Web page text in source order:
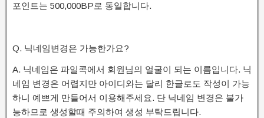
포인트는 500,000BP로 동일합니다.
Q. 닉네임변경은 가능한가요?
A. 닉네임은 파일콕에서 회원님의 얼굴이 되는 이름입니다. 닉
네임 변경은 어렵지만 아이디와는 달리 한글로도 작성이 가능
하니 예쁘게 만들어서 이용해주세요. 단 닉네임 변경은 불가
능하므로 생성할때 주의하여 생성 부탁드립니다.